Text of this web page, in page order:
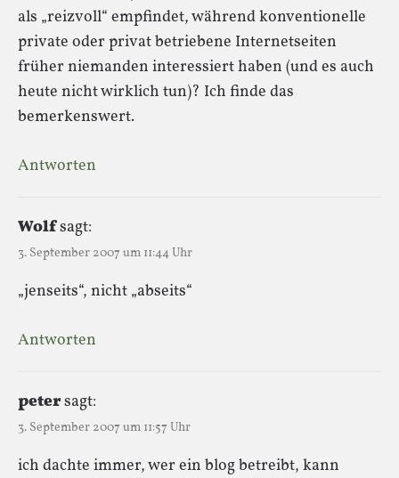
als „reizvoll“ empfindet, während konventionelle
private oder privat betriebene Internetseiten
früher niemanden interessiert haben (und es auch
heute nicht wirklich tun)? Ich finde das
bemerkenswert.
Antworten
Wolfsagt:
3. September 2007 um 11:44 Uhr
„jenseits“, nicht „abseits“
Antworten
petersagt:
3. September 2007 um 11:57 Uhr
ich dachte immer, wer ein blog betreibt, kann